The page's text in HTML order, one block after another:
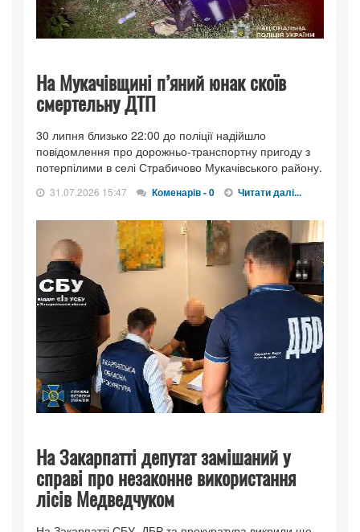
На Мукачівщині п’яний юнак скоїв
смертельну ДТП
30 липня близько 22:00 до поліції надійшло
повідомлення про дорожньо-транспортну пригоду з
потерпілими в селі Страбичово Мукачівського району.
31.07.2026 15:47 Коменарів - 0 Читати далі...
На Закарпатті депутат замішаний у
справі про незаконне використання
лісів Медведчуком